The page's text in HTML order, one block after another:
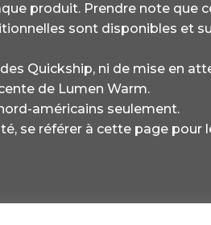
produit. Prendre note que
sont disponibles et
Quickship, ni de mise en
de Lumen Warm.
américains seulement.
se référer à cette page pour